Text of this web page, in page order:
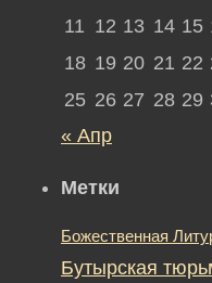
11 12 13 14 15
18 19 20 21 22
25 26 27 28 29
« Апр
Метки
Божественная
Бутырская